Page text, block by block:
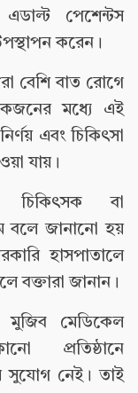
পেশেন্টস
করেন।
বেশি বাত রোগে
মধ্যে এই
এবং চিকিৎসা
যায়।
চিকিৎসক বা
বলে জানানো হয়
হাসপাতালে
বক্তারা জানান।
মুজিব মেডিকেল
প্রতিষ্ঠানে
সুযোগ নেই। তাই